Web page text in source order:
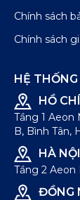
Chính sách
Chính sách
HỆ
HỒ
Tầng 1 Aeon
B, Bình Tân,
HÀ NỘI
Tầng 2
ĐỒNG